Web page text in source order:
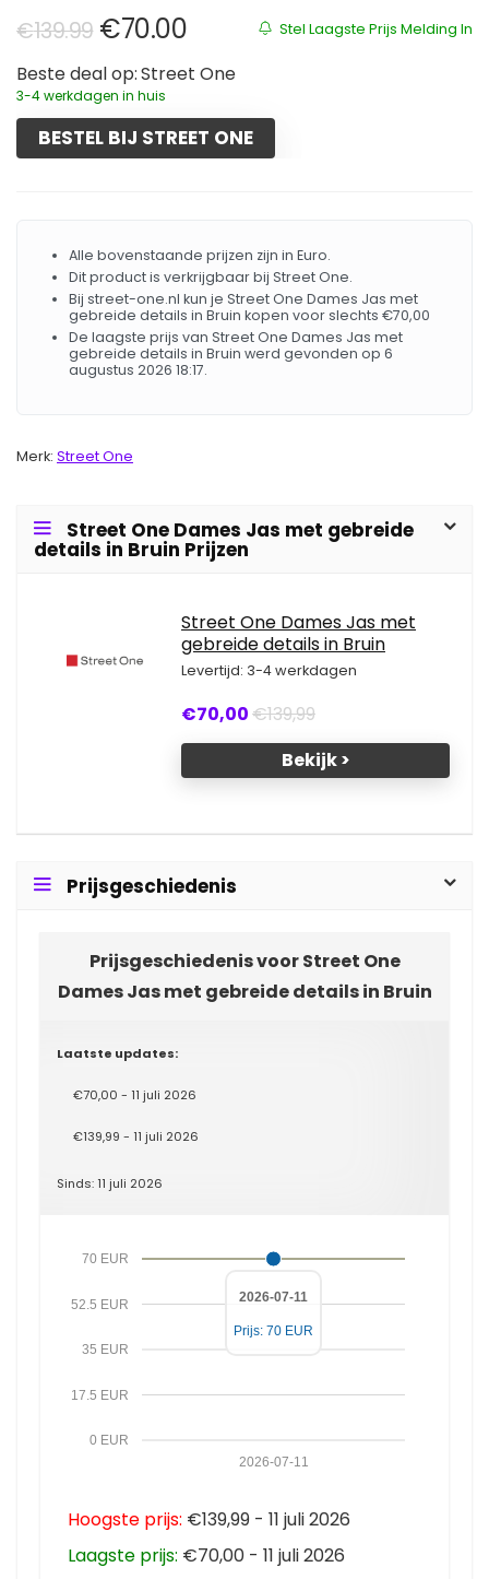
Stel Laagste Prijs Melding In
€139.99 Oorspronkelijke prijs was:
€70.00Huidige prijs is: €70.00.
Beste deal op: Street One
3-4 werkdagen in huis
BESTEL BIJ STREET ONE
Alle bovenstaande prijzen zijn in Euro.
Dit product is verkrijgbaar bij Street One.
Bij street-one.nl kun je Street One Dames Jas met
gebreide details in Bruin kopen voor slechts €70,00
De laagste prijs van Street One Dames Jas met
gebreide details in Bruin werd gevonden op 6
augustus 2026 18:17.
Merk: Street One
Street One Dames Jas met gebreide
details in Bruin Prijzen
Street One Dames Jas met
gebreide details in Bruin
Levertijd: 3-4 werkdagen
€70,00€139,99
Bekijk >
Prijsgeschiedenis
Prijsgeschiedenis voor Street One
Dames Jas met gebreide details in Bruin
Laatste updates:
€70,00 - 11 juli 2026
€139,99 - 11 juli 2026
Sinds: 11 juli 2026
0 EUR
17.5 EUR
35 EUR
52.5 EUR
70 EUR
2026-07-11
2026-07-11
Prijs: 70 EUR
Hoogste prijs: €139,99 - 11 juli 2026
Laagste prijs: €70,00 - 11 juli 2026